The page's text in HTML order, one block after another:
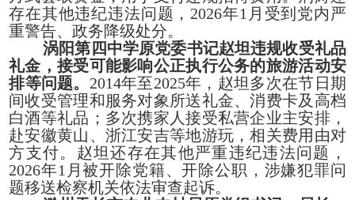
存在其他违纪违法问题，2026年1月受到党内严
重警告、政务降级处分。
涡阳第四中学原党委书记赵坦违规收受礼品
礼金，接受可能影响公正执行公务的旅游活动安
排等问题。 2014年至2025年，赵坦多次在节日期
间收受管理和服务对象所送礼金、消费卡及高档
白酒等礼品；多次携家人接受私营企业主安排，
赴安徽黄山、浙江安吉等地游玩，相关费用由对
方支付。赵坦还存在其他严重违纪违法问题，
2026年1月被开除党籍、开除公职，涉嫌犯罪问
题移送检察机关依法审查起诉。